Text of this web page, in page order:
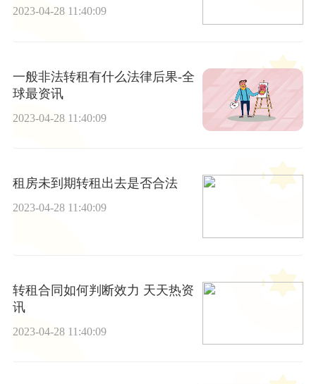
2023-04-28 11:40:09
一般非法转租有什么法律后果-全
球最资讯
2023-04-28 11:40:09
租房未到期转租出去是否合法
2023-04-28 11:40:09
转租合同如何判断效力 天天热资
讯
2023-04-28 11:40:09